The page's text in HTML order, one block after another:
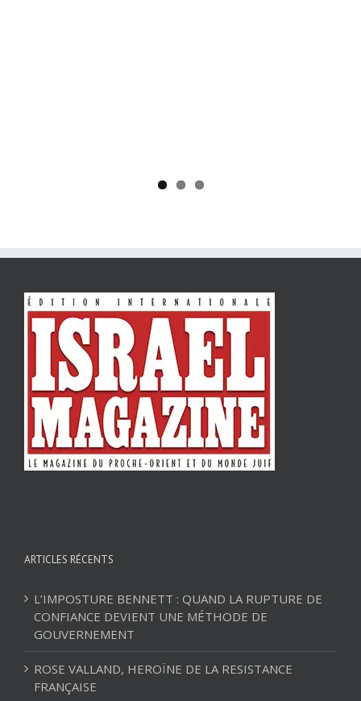
ARTICLES RÉCENTS
L’IMPOSTURE BENNETT : QUAND LA RUPTURE DE
CONFIANCE DEVIENT UNE MÉTHODE DE
GOUVERNEMENT
ROSE VALLAND, HEROÏNE DE LA RESISTANCE
FRANÇAISE